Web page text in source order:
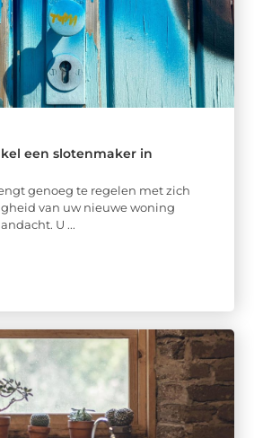
een slotenmaker in
genoeg te regelen met zich
van uw nieuwe woning
U ...